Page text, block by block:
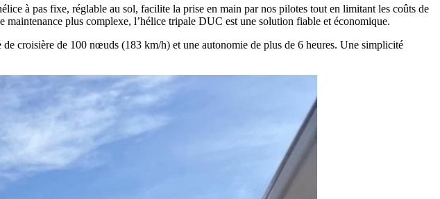
à pas fixe, réglable au sol, facilite la prise en main par nos pilotes tout en limitant les coûts de
maintenance plus complexe, l’hélice tripale DUC est une solution fiable et économique.
croisière de 100 nœuds (183 km/h) et une autonomie de plus de 6 heures. Une simplicité